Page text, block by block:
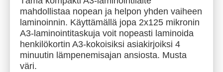
mahdollistaa nopean ja helpon yhden vaiheen
laminoinnin. Käyttämällä jopa 2x125 mikronin
A3-laminointitaskuja voit nopeasti laminoida
henkilökortin A3-kokoisiksi asiakirjoiksi 4
minuutin lämpenemisajan ansiosta. Musta
väri.